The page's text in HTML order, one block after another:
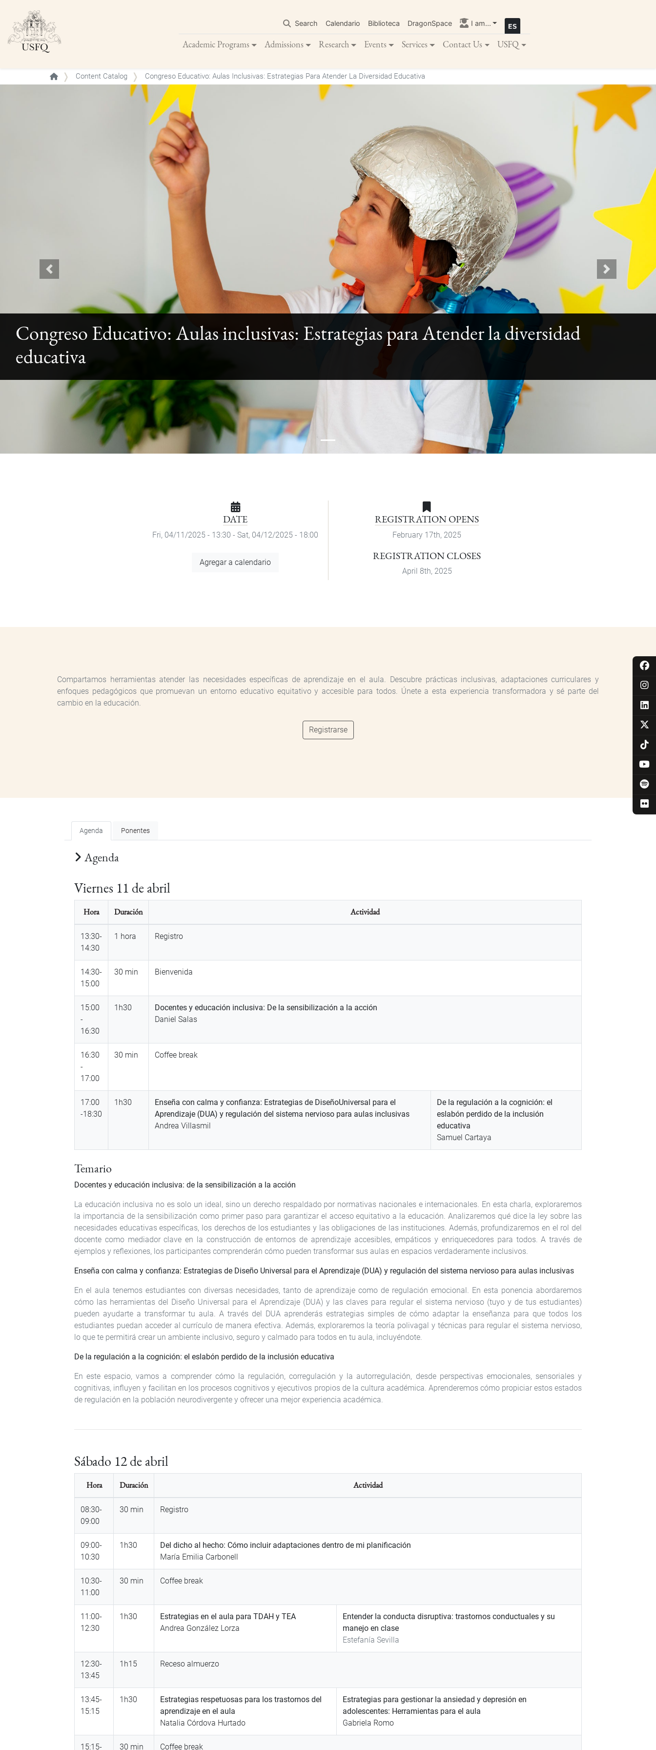
main
content
Search Calendario Biblioteca DragonSpace I am...
Academic Programs Admissions Research Events Services Contact Us USFQ
Content Catalog Congreso Educativo: Aulas Inclusivas: Estrategias Para Atender La Diversidad Educativa
Previous Next
Congreso Educativo: Aulas inclusivas: Estrategias para Atender la diversidad
educativa
DATE
Fri, 04/11/2025 - 13:30 - Sat, 04/12/2025 - 18:00
Agregar a calendario
REGISTRATION OPENS
February 17th, 2025
REGISTRATION CLOSES
April 8th, 2025
Compartamos herramientas atender las necesidades específicas de aprendizaje en el aula. Descubre prácticas inclusivas, adaptaciones curriculares y
enfoques pedagógicos que promuevan un entorno educativo equitativo y accesible para todos. Únete a esta experiencia transformadora y sé parte del
cambio en la educación.
Registrarse
Agenda Ponentes
Agenda
Viernes 11 de abril
Hora Duración Actividad
13:30-
14:30
1 hora Registro
14:30-
15:00
30 min Bienvenida
15:00
-
16:30
1h30
Docentes y educación inclusiva: De la sensibilización a la acción
Daniel Salas
16:30
-
17:00
30 min Coffee break
17:00
-18:30
1h30
Enseña con calma y confianza: Estrategias de DiseñoUniversal para el
Aprendizaje (DUA) y regulación del sistema nervioso para aulas inclusivas
Andrea Villasmil
De la regulación a la cognición: el
eslabón perdido de la inclusión
educativa
Samuel Cartaya
Temario
Docentes y educación inclusiva: de la sensibilización a la acción
La educación inclusiva no es solo un ideal, sino un derecho respaldado por normativas nacionales e internacionales. En esta charla, exploraremos
la importancia de la sensibilización como primer paso para garantizar el acceso equitativo a la educación. Analizaremos qué dice la ley sobre las
necesidades educativas específicas, los derechos de los estudiantes y las obligaciones de las instituciones. Además, profundizaremos en el rol del
docente como mediador clave en la construcción de entornos de aprendizaje accesibles, empáticos y enriquecedores para todos. A través de
ejemplos y reflexiones, los participantes comprenderán cómo pueden transformar sus aulas en espacios verdaderamente inclusivos.
Enseña con calma y confianza: Estrategias de Diseño Universal para el Aprendizaje (DUA) y regulación del sistema nervioso para aulas inclusivas
En el aula tenemos estudiantes con diversas necesidades, tanto de aprendizaje como de regulación emocional. En esta ponencia abordaremos
cómo las herramientas del Diseño Universal para el Aprendizaje (DUA) y las claves para regular el sistema nervioso (tuyo y de tus estudiantes)
pueden ayudarte a transformar tu aula. A través del DUA aprenderás estrategias simples de cómo adaptar la enseñanza para que todos los
estudiantes puedan acceder al currículo de manera efectiva. Además, exploraremos la teoría polivagal y técnicas para regular el sistema nervioso,
lo que te permitirá crear un ambiente inclusivo, seguro y calmado para todos en tu aula, incluyéndote.
De la regulación a la cognición: el eslabón perdido de la inclusión educativa
En este espacio, vamos a comprender cómo la regulación, corregulación y la autorregulación, desde perspectivas emocionales, sensoriales y
cognitivas, influyen y facilitan en los procesos cognitivos y ejecutivos propios de la cultura académica. Aprenderemos cómo propiciar estos estados
de regulación en la población neurodivergente y ofrecer una mejor experiencia académica.
Sábado 12 de abril
Hora Duración Actividad
08:30-
09:00
30 min Registro
09:00-
10:30
1h30
Del dicho al hecho: Cómo incluir adaptaciones dentro de mi planificación
María Emilia Carbonell
10:30-
11:00
30 min Coffee break
11:00-
12:30
1h30
Estrategias en el aula para TDAH y TEA
Andrea González Lorza
Entender la conducta disruptiva: trastornos conductuales y su
manejo en clase
Estefanía Sevilla
12:30-
13:45
1h15 Receso almuerzo
13:45-
15:15
1h30
Estrategias respetuosas para los trastornos del
aprendizaje en el aula
Natalia Córdova Hurtado
Estrategias para gestionar la ansiedad y depresión en
adolescentes: Herramientas para el aula
Gabriela Romo
15:15- 30 min Coffee break